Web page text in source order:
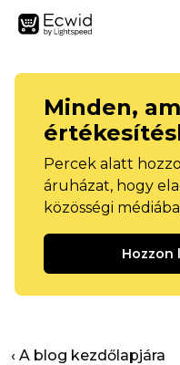
Minden,
Percek alatt
áruházat, hogy
közösségi
Hozzon
‹ A blog kezdőlapjára